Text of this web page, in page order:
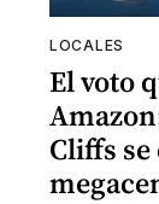
LOCALES
El voto
Cliffs